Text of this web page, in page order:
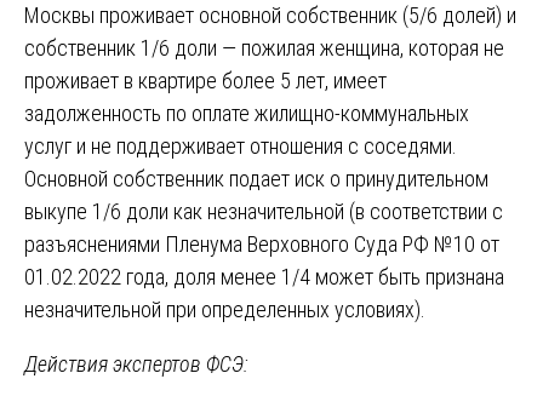
Москвы проживает основной собственник (5/6 долей) и
собственник 1/6 доли — пожилая женщина, которая не
проживает в квартире более 5 лет, имеет
задолженность по оплате жилищно-коммунальных
услуг и не поддерживает отношения с соседями.
Основной собственник подает иск о принудительном
выкупе 1/6 доли как незначительной (в соответствии с
разъяснениями Пленума Верховного Суда РФ №10 от
01.02.2022 года, доля менее 1/4 может быть признана
незначительной при определенных условиях).
Действия экспертов ФСЭ: